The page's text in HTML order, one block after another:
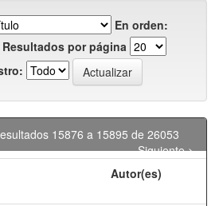
En orden:
Resultados por página
15876 a 15895 de 26053
Siguiente >
Autor(es)